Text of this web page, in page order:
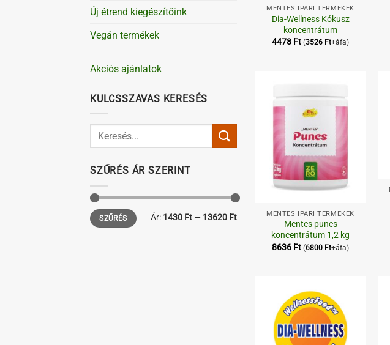
Új étrend kiegészítőink
Vegán termékek
Akciós ajánlatok
KULCSSZAVAS KERESÉS
SZŰRÉS ÁR SZERINT
Min
ár
Max
ár
SZŰRÉS Ár: 1430 Ft — 13620 Ft
MENTES IPARI TERMÉKEK
Dia-Wellness Kókusz
koncentrátum
4478 Ft (3526 Ft+áfa)
Kedvenceimhez
MENTES IPARI TERMÉKEK
Mentes puncs
koncentrátum 1,2 kg
8636 Ft (6800 Ft+áfa)
Kedvenceimhez